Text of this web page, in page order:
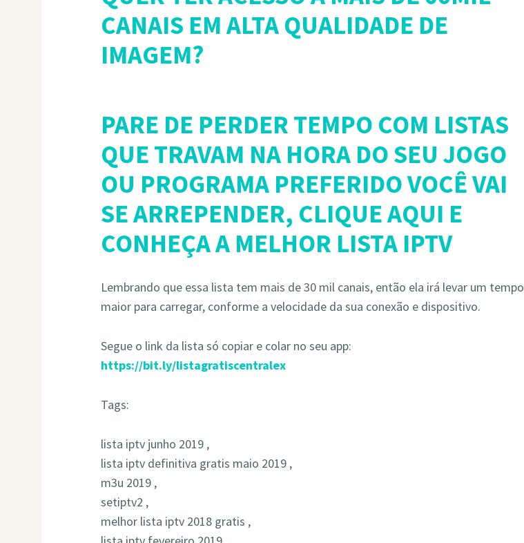
CANAIS EM ALTA QUALIDADE DE
IMAGEM?
PARE DE PERDER TEMPO COM LISTAS
QUE TRAVAM NA HORA DO SEU JOGO
OU PROGRAMA PREFERIDO VOCÊ VAI
SE ARREPENDER, CLIQUE AQUI E
CONHEÇA A MELHOR LISTA IPTV
Lembrando que essa lista tem mais de 30 mil canais, então ela irá levar um tempo
maior para carregar, conforme a velocidade da sua conexão e dispositivo.
Segue o link da lista só copiar e colar no seu app:
https://bit.ly/listagratiscentralex
Tags:
lista iptv junho 2019 ,
lista iptv definitiva gratis maio 2019 ,
m3u 2019 ,
setiptv2 ,
melhor lista iptv 2018 gratis ,